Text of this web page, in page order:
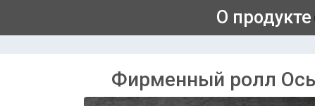
О продукте
Фирменный ролл